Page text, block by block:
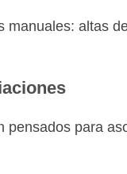
manuales: altas
pensados para